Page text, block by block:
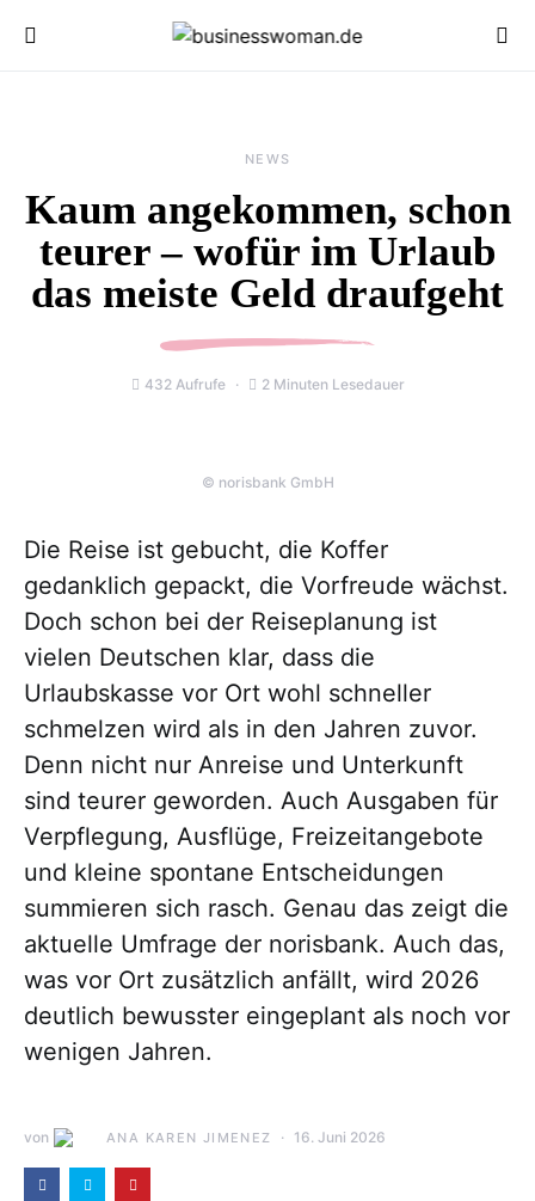
NEWS
Kaum angekommen, schon
teurer – wofür im Urlaub
das meiste Geld draufgeht
432 Aufrufe 2 Minuten Lesedauer
© norisbank GmbH
Die Reise ist gebucht, die Koffer
gedanklich gepackt, die Vorfreude wächst.
Doch schon bei der Reiseplanung ist
vielen Deutschen klar, dass die
Urlaubskasse vor Ort wohl schneller
schmelzen wird als in den Jahren zuvor.
Denn nicht nur Anreise und Unterkunft
sind teurer geworden. Auch Ausgaben für
Verpflegung, Ausflüge, Freizeitangebote
und kleine spontane Entscheidungen
summieren sich rasch. Genau das zeigt die
aktuelle Umfrage der norisbank. Auch das,
was vor Ort zusätzlich anfällt, wird 2026
deutlich bewusster eingeplant als noch vor
wenigen Jahren.
von ANA KAREN JIMENEZ 16. Juni 2026